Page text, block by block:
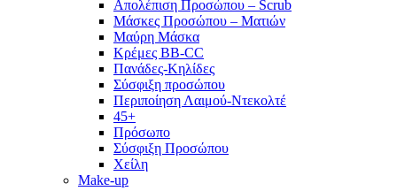
Απολέπιση Προσώπου – Scrub
Μάσκες Προσώπου – Ματιών
Μαύρη Μάσκα
Κρέμες BB-CC
Πανάδες-Κηλίδες
Σύσφιξη προσώπου
Περιποίηση Λαιμού-Ντεκολτέ
45+
Πρόσωπο
Σύσφιξη Προσώπου
Χείλη
Make-up